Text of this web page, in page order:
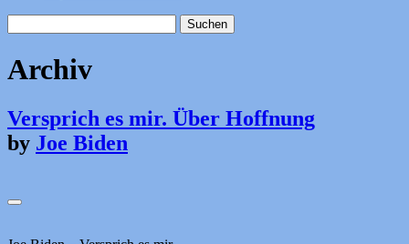
nach:
Archiv
Versprich es mir. Über Hoffnung
by Joe Biden